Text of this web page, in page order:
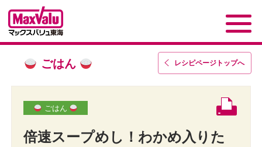
レシピページトップへ
ごはん
ごはん
倍速スープめし！わかめ入りた